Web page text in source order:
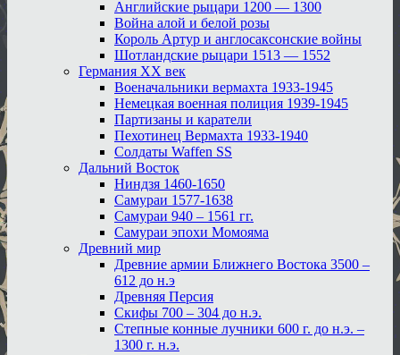
Английские рыцари 1200 — 1300
Война алой и белой розы
Король Артур и англосаксонские войны
Шотландские рыцари 1513 — 1552
Германия XX век
Военачальники вермахта 1933-1945
Немецкая военная полиция 1939-1945
Партизаны и каратели
Пехотинец Вермахта 1933-1940
Солдаты Waffen SS
Дальний Восток
Ниндзя 1460-1650
Самураи 1577-1638
Самураи 940 – 1561 гг.
Самураи эпохи Момояма
Древний мир
Древние армии Ближнего Востока 3500 –
612 до н.э
Древняя Персия
Скифы 700 – 304 до н.э.
Степные конные лучники 600 г. до н.э. –
1300 г. н.э.